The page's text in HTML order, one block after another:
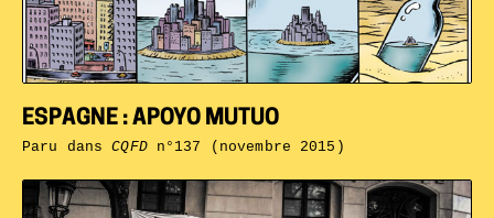
ESPAGNE : APOYO MUTUO
Paru dansCQFDn°137 (novembre 2015)